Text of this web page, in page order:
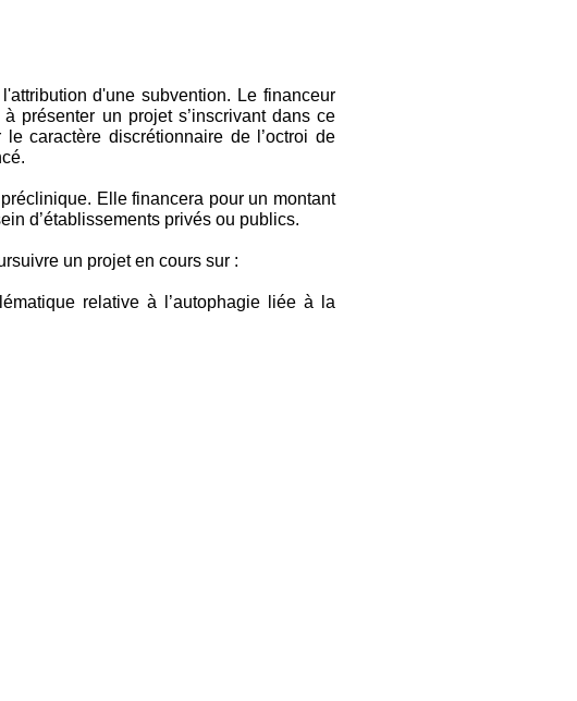
d'une subvention. Le financeur
présenter un projet s’inscrivant dans ce
caractère discrétionnaire de l’octroi de
Elle financera pour un montant
d’établissements privés ou publics.
un projet en cours sur :
relative à l’autophagie liée à la